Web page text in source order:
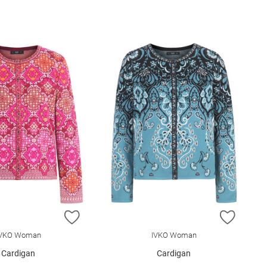
HINZUFÜGEN
Woman
Cardigan
ZUR
IVKO Woman
Cardigan